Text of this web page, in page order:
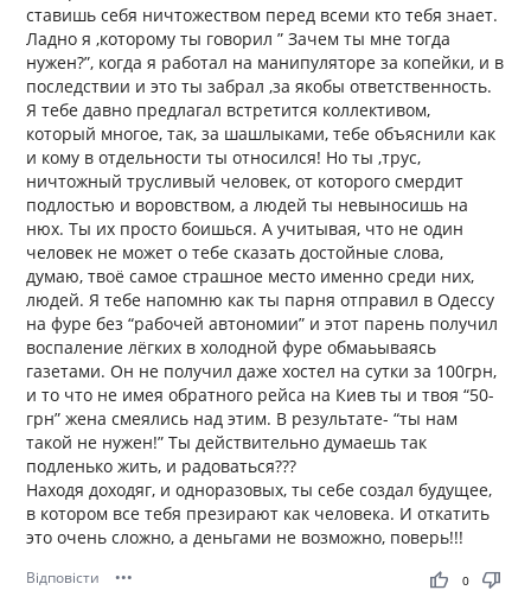
ставишь себя ничтожеством перед всеми кто тебя знает.
Ладно я ,которому ты говорил ” Зачем ты мне тогда
нужен?”, когда я работал на манипуляторе за копейки, и в
последствии и это ты забрал ,за якобы ответственность.
Я тебе давно предлагал встретится коллективом,
который многое, так, за шашлыками, тебе объяснили как
и кому в отдельности ты относился! Но ты ,трус,
ничтожный трусливый человек, от которого смердит
подлостью и воровством, а людей ты невыносишь на
нюх. Ты их просто боишься. А учитывая, что не один
человек не может о тебе сказать достойные слова,
думаю, твоё самое страшное место именно среди них,
людей. Я тебе напомню как ты парня отправил в Одессу
на фуре без “рабочей автономии” и этот парень получил
воспаление лёгких в холодной фуре обмаьываясь
газетами. Он не получил даже хостел на сутки за 100грн,
и то что не имея обратного рейса на Киев ты и твоя “50-
грн” жена смеялись над этим. В результате- “ты нам
такой не нужен!” Ты действительно думаешь так
подленько жить, и радоваться???
Находя доходяг, и одноразовых, ты себе создал будущее,
в котором все тебя презирают как человека. И откатить
это очень сложно, а деньгами не возможно, поверь!!!
Відповісти ••• thumb_up thumb_down
0